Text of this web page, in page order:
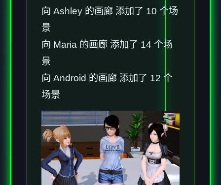
向 Ashley 的画廊 添加了 10 个场
景
向 Maria 的画廊 添加了 14 个场
景
向 Android 的画廊 添加了 12 个
场景